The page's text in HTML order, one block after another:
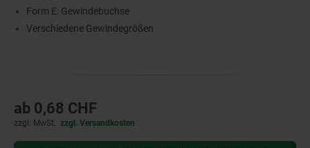
Form E: Gewindebuchse
Verschiedene Gewindegrößen
ab 0,68 CHF
zzgl. MwSt. zzgl. Versandkosten